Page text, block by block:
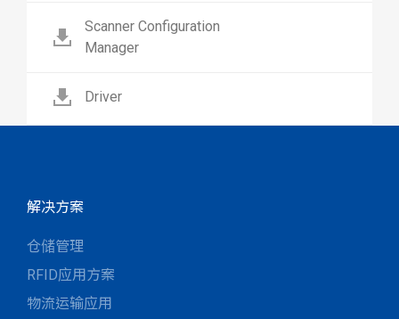
Scanner Configuration
Manager
Driver
解决方案
仓储管理
RFID应用方案
物流运输应用